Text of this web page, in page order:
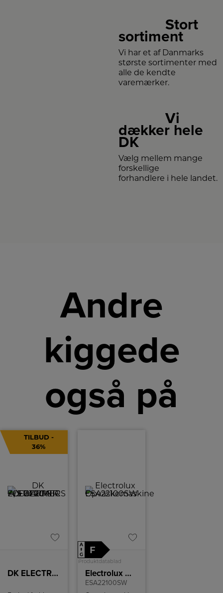
Stort
sortiment
Vi har et af Danmarks
største sortimenter med
alle de kendte
varemærker.
Vi
dækker hele
DK
Vælg mellem mange
forskellige
forhandlere i hele landet.
Andre
kiggede
også på
TILBUD -
36%
DK ELECTRONICS A/S BEURER FW 20 – FODVARMER
A
↑
G
F
Produktdatablad
Electrolux Opvaskemaskine
ESA22100SW